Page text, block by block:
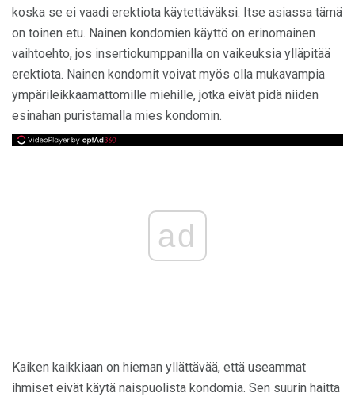
koska se ei vaadi erektiota käytettäväksi. Itse asiassa tämä
on toinen etu. Nainen kondomien käyttö on erinomainen
vaihtoehto, jos insertiokumppanilla on vaikeuksia ylläpitää
erektiota. Nainen kondomit voivat myös olla mukavampia
ympärileikkaamattomille miehille, jotka eivät pidä niiden
esinahan puristamalla mies kondomin.
ad
Kaiken kaikkiaan on hieman yllättävää, että useammat
ihmiset eivät käytä naispuolista kondomia. Sen suurin haitta